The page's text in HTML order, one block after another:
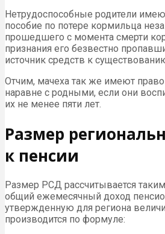
Нетрудоспособные родители
пособие по потере кормильца
прошедшего с момента смерти
признания его безвестно
источник средств к
Отчим, мачеха так же имеют
наравне с родными, если они
их не менее пяти лет.
Размер
к пенсии
Размер РСД рассчитывается
общий ежемесячный доход
утвержденную для региона
производится по формуле: